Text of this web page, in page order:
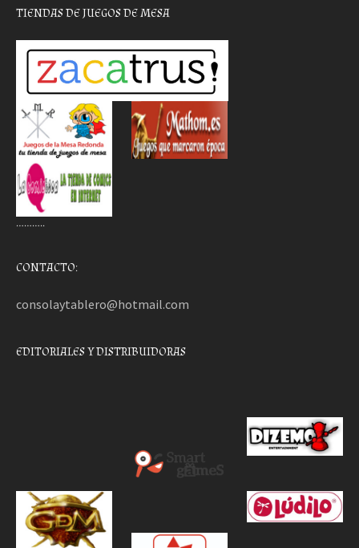
TIENDAS DE JUEGOS DE MESA
………..
CONTACTO:
consolaytablero@hotmail.com
EDITORIALES Y DISTRIBUIDORAS